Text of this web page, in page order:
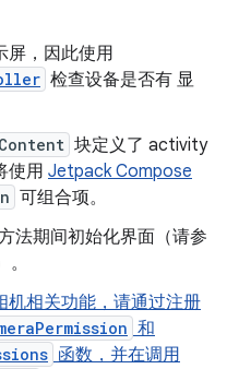
屏，因此使用
检查设备是否有 显
块定义了 activity
使用 Jetpack Compose
可组合项。
法期间初始化界面（请参
。
机相关功能，请通过注册
和
函数，并在调用